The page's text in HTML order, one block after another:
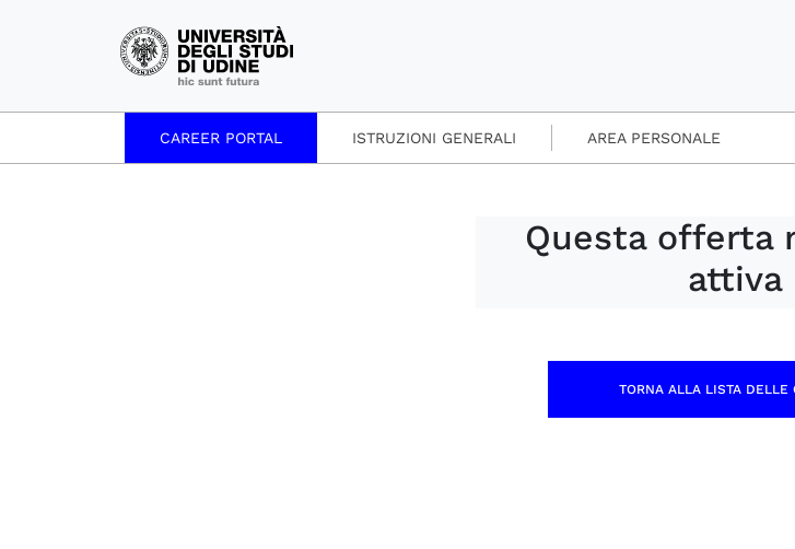
CAREER PORTAL ISTRUZIONI GENERALI AREA PERSONALE
Questa offerta
attiva
TORNA ALLA LISTA DELLE